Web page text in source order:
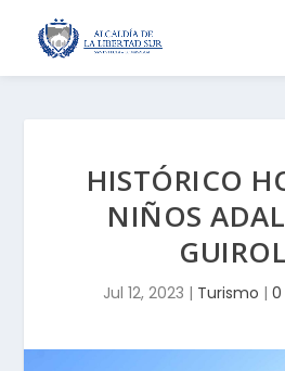
HISTÓRICO
NIÑOS
Jul 12, 2023 | Turismo | 0